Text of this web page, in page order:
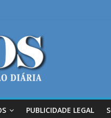
PUBLICIDADE LEGAL